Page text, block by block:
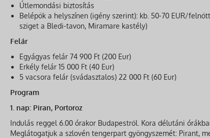
Útlemondási biztosítás
Belépők a helyszínen (igény szerint): kb. 50-70 EUR/
sziget a Bledi-tavon, Miramare kastély)
Felár
Egyágyas felár 74 900 Ft (200 Eur)
Erkély felár 15 000 Ft (40 Eur)
5 vacsora felár (svádasztalos) 22 000 Ft (60 Eur)
Program
1. nap: Piran, Portoroz
Indulás reggel 6.00 órakor Budapestről. Kora délutáni
Meglátogatjuk a szlovén tengerpart gyöngyszemét: Pirant,